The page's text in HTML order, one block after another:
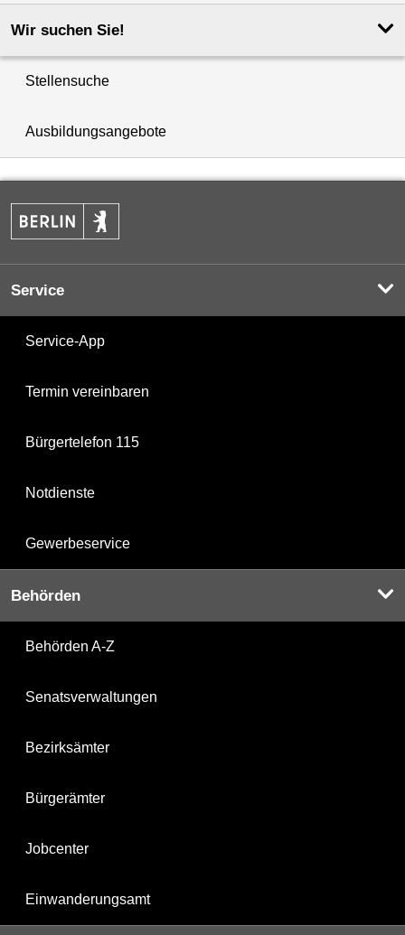
Wir suchen Sie!
Stellensuche
Ausbildungsangebote
Service
Service-App
Termin vereinbaren
Bürgertelefon 115
Notdienste
Gewerbeservice
Behörden
Behörden A-Z
Senatsverwaltungen
Bezirksämter
Bürgerämter
Jobcenter
Einwanderungsamt